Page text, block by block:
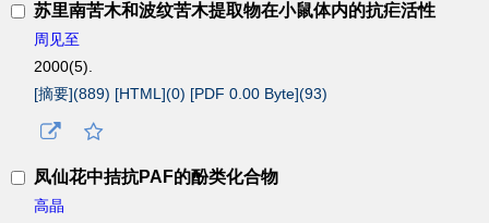
苏里南苦木和波纹苦木提取物在小鼠体内的抗疟活性
周见至
2000(5).
[摘要](889) [HTML](0) [PDF 0.00 Byte](93)
凤仙花中拮抗PAF的酚类化合物
高晶